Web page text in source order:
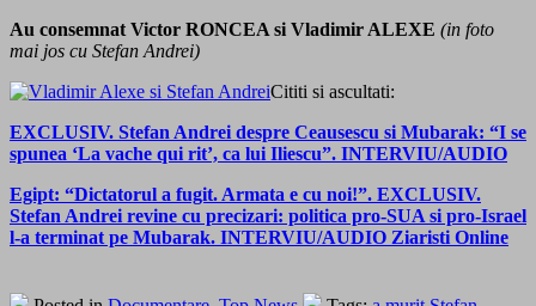
Au consemnat Victor RONCEA si Vladimir ALEXE (in foto
mai jos cu Stefan Andrei)
Cititi si ascultati:
EXCLUSIV. Stefan Andrei despre Ceausescu si Mubarak: “I se
spunea ‘La vache qui rit’, ca lui Iliescu”. INTERVIU/AUDIO
Egipt: “Dictatorul a fugit. Armata e cu noi!”. EXCLUSIV.
Stefan Andrei revine cu precizari: politica pro-SUA si pro-Israel
l-a terminat pe Mubarak. INTERVIU/AUDIO Ziaristi Online